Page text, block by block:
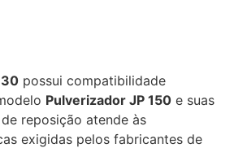
possui compatibilidade
Pulverizador JP 150 e suas
reposição atende às
exigidas pelos fabricantes de